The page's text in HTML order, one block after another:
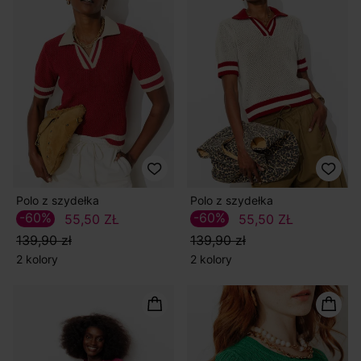
Polo z szydełka
55,50 ZŁ
139,90 zł
-60%
2 kolory
Polo z szydełka
55,50 ZŁ
139,90 zł
-60%
2 kolory